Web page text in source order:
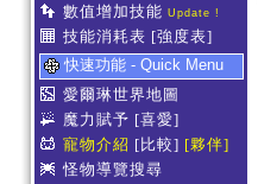
數值增加技能 Update !
技能消耗表 [強度表]
快速功能 - Quick Menu
愛爾琳世界地圖
魔力賦予 [喜愛]
寵物介紹 [比較] [夥伴]
怪物導覽搜尋